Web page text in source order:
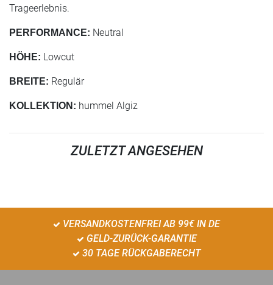
Trageerlebnis.
PERFORMANCE: Neutral
HÖHE: Lowcut
BREITE: Regulär
KOLLEKTION: hummel Algiz
ZULETZT ANGESEHEN
VERSANDKOSTENFREI AB 99€ IN DE
GELD-ZURÜCK-GARANTIE
30 TAGE RÜCKGABERECHT